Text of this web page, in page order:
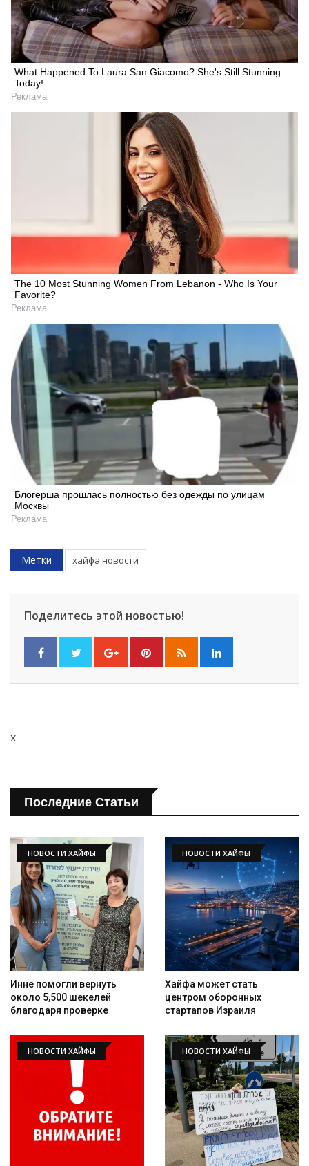
Искать
What Happened To Laura San Giacomo? She's Still Stunning
Today!
Реклама
The 10 Most Stunning Women From Lebanon - Who Is Your
Favorite?
Реклама
Блогерша прошлась полностью без одежды по улицам
Москвы
Реклама
Метки хайфа новости
Поделитесь этой новостью!
x
Последние Статьи
НОВОСТИ ХАЙФЫ
Инне помогли вернуть
около 5,500 шекелей
благодаря проверке
НОВОСТИ ХАЙФЫ
Хайфа может стать
центром оборонных
стартапов Израиля
НОВОСТИ ХАЙФЫ НОВОСТИ ХАЙФЫ